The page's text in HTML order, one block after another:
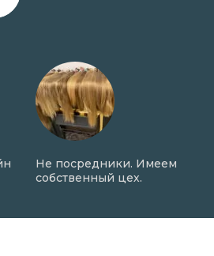
Не посредники. Имеем
собственный цех.
фото